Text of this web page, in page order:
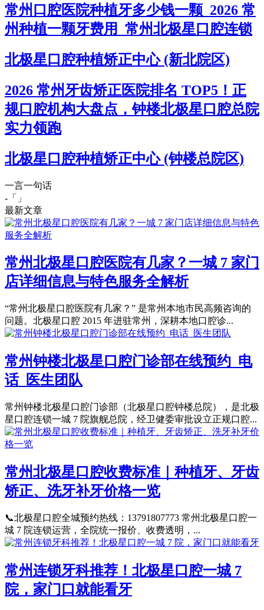
常州口腔医院种植牙多少钱一颗_2026 常
州种植一颗牙费用_常州北极星口腔连锁
北极星口腔种植矫正中心 (新北院区)
2026 常州牙齿矫正医院排名 TOP5！正
规口腔机构大盘点，钟楼北极星口腔总院
实力领跑
北极星口腔种植矫正中心 (钟楼总院区)
一言一句话
-「
」
最新文章
常州北极星口腔医院有几家？一城 7 家门
店详细信息与特色服务全解析
“常州北极星口腔医院有几家？” 是常州本地市民高频咨询的
问题。北极星口腔 2015 年进驻常州，深耕本地口腔诊...
常州钟楼北极星口腔门诊部在线预约_电
话_医生团队
常州钟楼北极星口腔门诊部（北极星口腔钟楼总院），是北极
星口腔连锁一城 7 院旗舰总院，经卫健委审批设立正规口腔...
常州北极星口腔收费标准｜种植牙、牙齿
矫正、洗牙补牙价格一览
📞北极星口腔全城预约热线：13791807773 常州北极星口腔一
城 7 院连锁运营，全院统一报价、收费透明，...
常州连锁牙科推荐！北极星口腔一城 7
院，家门口就能看牙